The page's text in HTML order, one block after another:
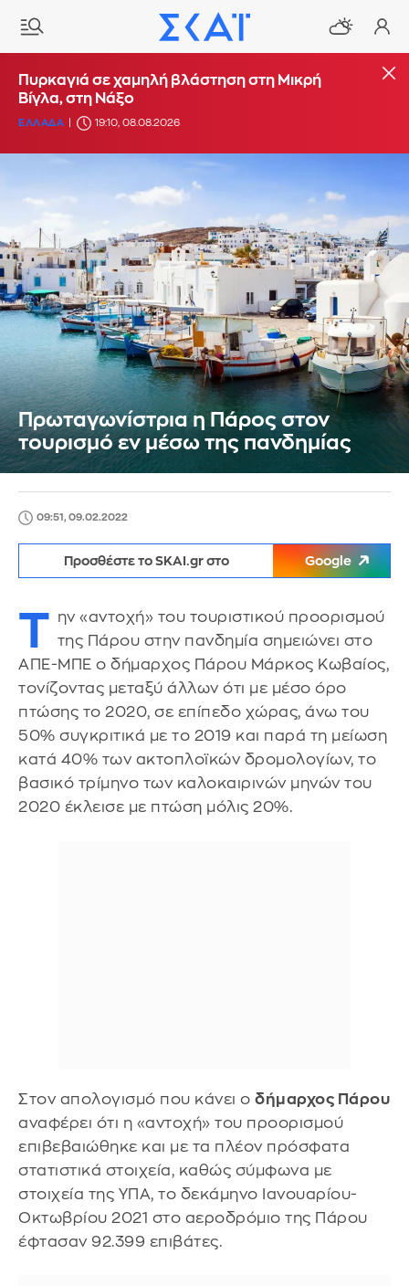
Πυρκαγιά σε χαμηλή βλάστηση στη Μικρή
Βίγλα, στη Νάξο
ΕΛΛΑΔΑ 19:10, 08.08.2026
Πρωταγωνίστρια η Πάρος στον
τουρισμό εν μέσω της πανδημίας
09:51, 09.02.2022
Προσθέστε το SKAI.gr στο Google
Τ ην «αντοχή» του τουριστικού προορισμού
της Πάρου στην πανδημία σημειώνει στο
ΑΠΕ-ΜΠΕ ο δήμαρχος Πάρου Μάρκος Κωβαίος,
τονίζοντας μεταξύ άλλων ότι με μέσο όρο
πτώσης το 2020, σε επίπεδο χώρας, άνω του
50% συγκριτικά με το 2019 και παρά τη μείωση
κατά 40% των ακτοπλοϊκών δρομολογίων, το
βασικό τρίμηνο των καλοκαιρινών μηνών του
2020 έκλεισε με πτώση μόλις 20%.
Στον απολογισμό που κάνει ο δήμαρχος Πάρου
αναφέρει ότι η «αντοχή» του προορισμού
επιβεβαιώθηκε και με τα πλέον πρόσφατα
στατιστικά στοιχεία, καθώς σύμφωνα με
στοιχεία της ΥΠΑ, το δεκάμηνο Ιανουαρίου-
Οκτωβρίου 2021 στο αεροδρόμιο της Πάρου
έφτασαν 92.399 επιβάτες.